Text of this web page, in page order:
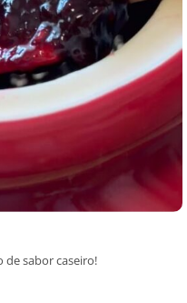
de sabor caseiro!